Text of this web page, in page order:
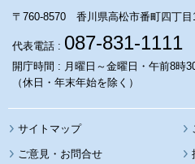
〒760-8570 香川県高松市番町四丁目
代表電話 : 087-831-1111
開庁時間 : 月曜日～金曜日・午前8時
（休日・年末年始を除く）
サイトマップ